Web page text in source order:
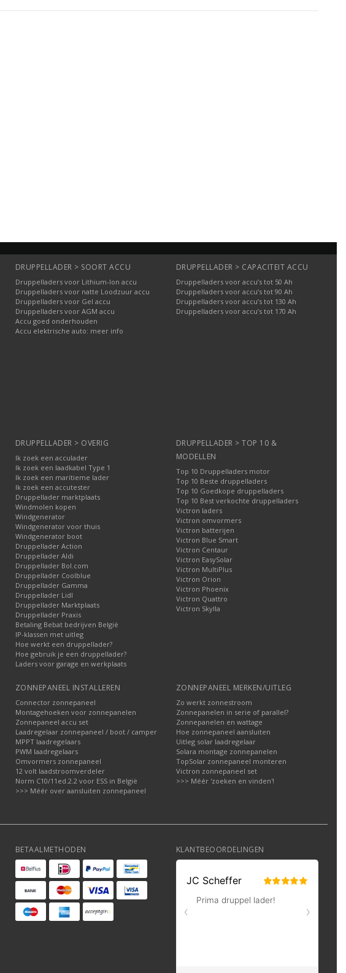
DRUPPELLADER > SOORT ACCU
Druppelladers voor Lithium-Ion accu
Druppelladers voor natte Loodzuur accu
Druppelladers voor Gel accu
Druppelladers voor AGM accu
Accu goed onderhouden
Accu elektrische auto: meer info
DRUPPELLADER > CAPACITEIT ACCU
Druppelladers voor accu’s tot 50 Ah
Druppelladers voor accu’s tot 90 Ah
Druppelladers voor accu’s tot 130 Ah
Druppelladers voor accu’s tot 170 Ah
DRUPPELLADER > OVERIG
Ik zoek een acculader
Ik zoek een laadkabel Type 1
Ik zoek een maritieme lader
Ik zoek een accutester
Druppellader marktplaats
Windmolen kopen
Windgenerator
Windgenerator voor thuis
Windgenerator boot
Druppellader Action
Druppellader Aldi
Druppellader Bol.com
Druppellader Coolblue
Druppellader Gamma
Druppellader Lidl
Druppellader Marktplaats
Druppellader Praxis
Betaling Bebat bedrijven België
IP-klassen met uitleg
Hoe werkt een druppellader?
Hoe gebruik je een druppellader?
Laders voor garage en werkplaats
DRUPPELLADER > TOP 10 &
MODELLEN
Top 10 Druppelladers motor
Top 10 Beste druppelladers
Top 10 Goedkope druppelladers
Top 10 Best verkochte druppelladers
Victron laders
Victron omvormers
Victron batterijen
Victron Blue Smart
Victron Centaur
Victron EasySolar
Victron MultiPlus
Victron Orion
Victron Phoenix
Victron Quattro
Victron Skylla
ZONNEPANEEL INSTALLEREN
Connector zonnepaneel
Montagehoeken voor zonnepanelen
Zonnepaneel accu set
Laadregelaar zonnepaneel / boot / camper
MPPT laadregelaars
PWM laadregelaars
Omvormers zonnepaneel
12 volt laadstroomverdeler
Norm C10/11ed.2.2 voor ESS in België
>>> Méér over aansluiten zonnepaneel
ZONNEPANEEL MERKEN/UITLEG
Zo werkt zonnestroom
Zonnepanelen in serie of parallel?
Zonnepanelen en wattage
Hoe zonnepaneel aansluiten
Uitleg solar laadregelaar
Solara montage zonnepanelen
TopSolar zonnepaneel monteren
Victron zonnepaneel set
>>> Méér 'zoeken en vinden'!
BETAALMETHODEN KLANTBEOORDELINGEN